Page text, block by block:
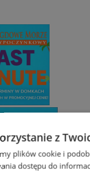
z
plików cookie i
dostępu do